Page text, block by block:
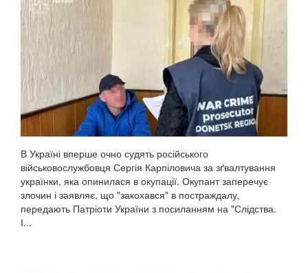
В Україні вперше очно судять російського
військовослужбовця Сергія Карпіловича за зґвалтування
українки, яка опинилася в окупації. Окупант заперечує
злочин і заявляє, що "закохався" в постраждалу,
передають Патріоти України з посиланням на "Слідства.
І...